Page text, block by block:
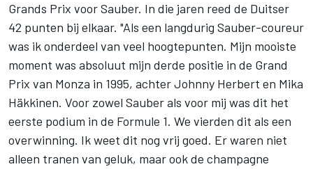
Grands Prix voor Sauber. In die jaren reed de Duitser
42 punten bij elkaar. "Als een langdurig Sauber-coureur
was ik onderdeel van veel hoogtepunten. Mijn mooiste
moment was absoluut mijn derde positie in de Grand
Prix van Monza in 1995, achter Johnny Herbert en Mika
Häkkinen. Voor zowel Sauber als voor mij was dit het
eerste podium in de Formule 1. We vierden dit als een
overwinning. Ik weet dit nog vrij goed. Er waren niet
alleen tranen van geluk, maar ook de champagne